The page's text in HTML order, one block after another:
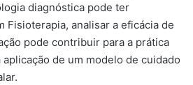
diagnóstica pode ter
Fisioterapia, analisar a eficácia de
pode contribuir para a prática
de um modelo de cuidado